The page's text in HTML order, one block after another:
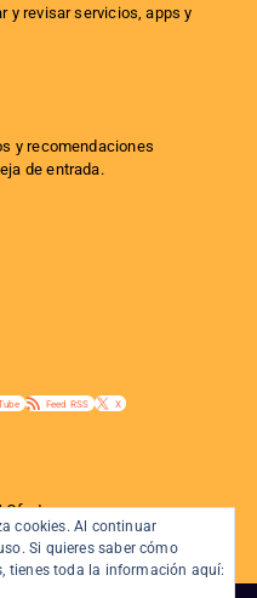
y revisar servicios, apps y
y recomendaciones
de entrada.
Feed RSS X
Ofertas
Internet
cookies. Al continuar
Si quieres saber cómo
tienes toda la información aquí: